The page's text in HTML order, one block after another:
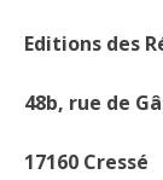
Editions des
48b, rue de
17160 Cressé